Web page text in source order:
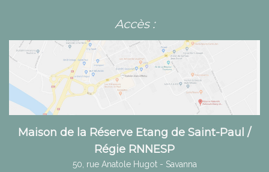
Accès :
Maison de la Réserve Etang de Saint-Paul /
Régie RNNESP
50, rue Anatole Hugot - Savanna